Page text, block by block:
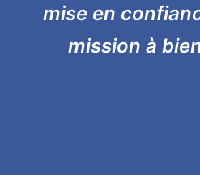
mise en
mission à